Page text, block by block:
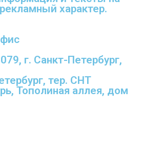
характер.
г. Санкт-Петербург,
тер. СНТ
Тополиная аллея, дом